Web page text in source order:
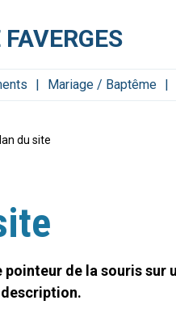
Mariage / Baptême
du site
de la souris sur